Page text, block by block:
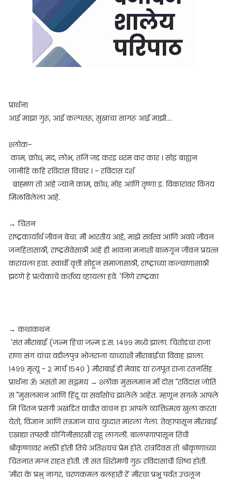
प्रार्थना
आई माझा गुरू, आई कल्पतरू, सुखाचा सागरू आई माझी....
श्लोक-
काम, क्रोध, मद, लोभ, तजि जड करइ धरम कर कार । सोइ बाह्यन
जानीहि कहि रविदास विचार । - रविदास दर्श
ब्राह्मण तो आहे ज्याने काम, क्रोध, मोह आणि तृष्णा इ. विकारांवर विजय
मिळविलेला आहे.
→ चिंतन
राष्ट्रकार्यार्थ जीवन बेचा. मी भारतीय आहे, माझे सर्वस्व आणि अवघे जीवन
जनहितासाठी, राष्ट्रसेवेसाठी आहे ही भावना मनाशी बाळगून जीवन प्रयत्न
करायला हवा. स्वार्थी वृत्ती सोडून समाजासाठी, राष्ट्राच्या कल्याणासाठी
झटणे हे प्रत्येकाचे कर्तव्य व्हायला हवे. 'जिणे राष्ट्रका
→ कथाकथन
'संत मीराबाई (जन्म हिचा जन्म इ.स. १४९९ मध्ये झाला. चितोडचा राजा
राणा संग यांचा वडीलपुत्र भोजराजा याच्याशी मीराबाईचा विवाह झाला.
१४९९ मृत्यू - २ मार्च १५४० ) मीराबाई ही मेवाड या रजपूत राजा रतनसिंह
प्रार्थना ॐ असतो मा सद्गमय → श्लोक मुसलमान माँ दोस "रविदास जोति
स "मुसलमान आणि हिंदू या सर्वासोच झालेले आहेत. म्हणून सगळे आपले
मि चिंतन प्रसंगी अखंडित वाचीत वाचन हा आपले व्यक्तिमत्व खुला करता
येतो, विज्ञान आणि तंत्रज्ञान याच युध्दात मारला गेला. तेव्हापासून मीराबाई
एखाद्या तपस्वी योगिनीसारखी राहू लागली. बालपणापासून तिची
श्रीकृष्णावर भक्ती होती तिचे अतिशयच प्रेम होते. रात्रंदिवस तो श्रीकृष्णाच्या
चिंतनात मग्न राहत होती. ती संत शिरोमणी गुरु रविदासांची शिष्य होती.
'मीरा के प्रभु नागर, चरणकमल बलहारी रे' मीरचा प्रभू पर्वत उचलून